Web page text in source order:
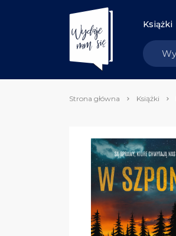
Książki
Strona główna Książki